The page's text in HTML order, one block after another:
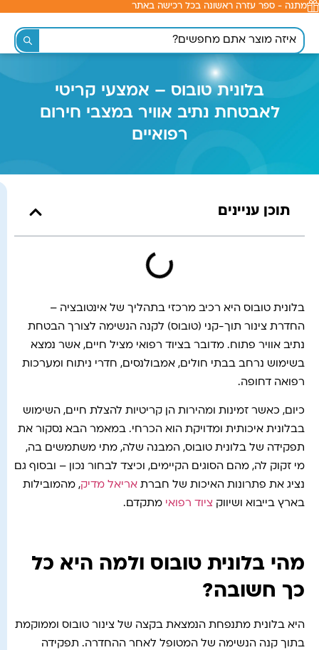
לתוכן
מתנה - ספר עזרה ראשונה בכל רכישה באתר
בלונית טובוס – אמצעי קריטי
לאבטחת נתיב אוויר במצבי חירום
רפואיים
תוכן עניינים
בלונית טובוס היא רכיב מרכזי בתהליך של אינטובציה –
החדרת צינור תוך-קני (טובוס) לקנה הנשימה לצורך הבטחת
נתיב אוויר פתוח. מדובר בציוד רפואי מציל חיים, אשר נמצא
בשימוש נרחב בבתי חולים, אמבולנסים, חדרי ניתוח ומערכות
רפואה דחופה.
כיום, כאשר זמינות ומהירות הן קריטיות להצלת חיים, השימוש
בבלונית איכותית ומדויקת הוא הכרחי. במאמר הבא נסקור את
תפקידה של בלונית טובוס, המבנה שלה, מתי משתמשים בה,
מי זקוק לה, מהם הסוגים הקיימים, וכיצד לבחור נכון – ובסוף גם
נציג את פתרונות האיכות של חברת אריאל מדיק, מהמובילות
בארץ בייבוא ושיווק ציוד רפואי מתקדם.
מהי בלונית טובוס ולמה היא כל
כך חשובה?
היא בלונית מתנפחת הנמצאת בקצה של צינור טובוס וממוקמת
בתוך קנה הנשימה של המטופל לאחר ההחדרה. תפקידה